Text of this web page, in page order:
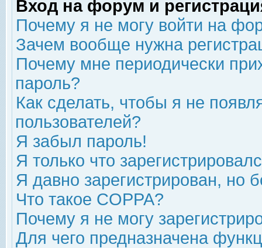
Вход на форум и
Почему я не могу войти на
Зачем вообще нужна
Почему мне периодически
пароль?
Как сделать, чтобы я не
пользователей?
Я забыл пароль!
Я только что
Я давно зарегистрирован, но
Что такое COPPA?
Почему я не могу
Для чего предназначена